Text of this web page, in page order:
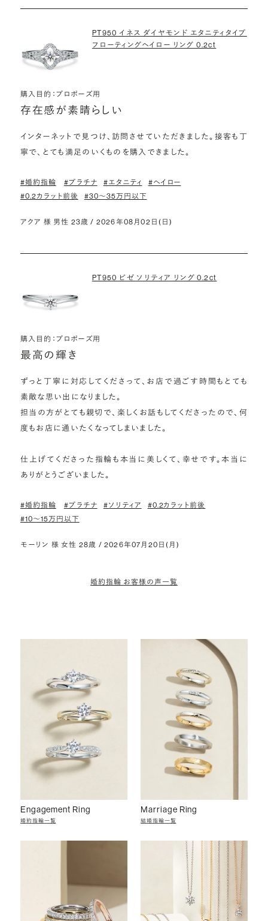
PT950 イネス ダイヤモンド エタニティタイプ
フローティングヘイロー リング 0.2ct
購入目的：プロポーズ用
存在感が素晴らしい
インターネットで見つけ、訪問させていただきました。接客も丁
寧で、とても満足のいくものを購入できました。
#婚約指輪 #プラチナ #エタニティ
#ヘイロー
#0.2カラット前後
#30〜35万円以下
アクア 様 男性 23歳 / 2026年08月02日(日)
PT950 ビゼ ソリティア リング 0.2ct
購入目的：プロポーズ用
最高の輝き
ずっと丁寧に対応してくださって、お店で過ごす時間もとても
素敵な思い出になりました。
担当の方がとても親切で、楽しくお話もしてくださったので、何
度もお店に通いたくなってしまいました。
仕上げてくださった指輪も本当に美しくて、幸せです。本当に
ありがとうございました。
#婚約指輪 #プラチナ #ソリティア
#0.2カラット前後
#10〜15万円以下
モーリン 様 女性 28歳 / 2026年07月20日(月)
婚約指輪 お客様の声一覧
Engagement Ring
婚約指輪一覧
Marriage Ring
結婚指輪一覧